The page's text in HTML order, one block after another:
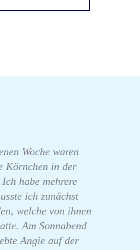
Woche waren
Körnchen in der
habe mehrere
ich zunächst
welche von ihnen
Am Sonnabend
Angie auf der